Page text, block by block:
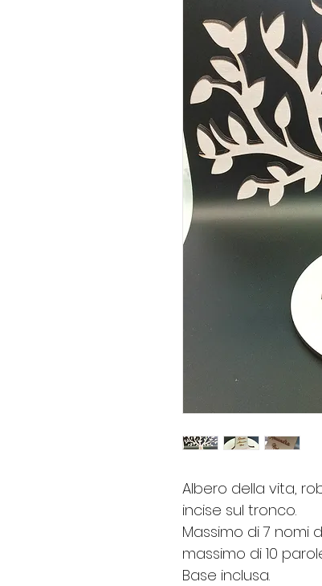
Albero della vita,
incise sul tronco.
Massimo di 7 nomi
massimo di 10
Base inclusa.